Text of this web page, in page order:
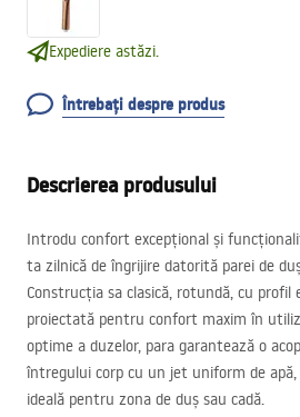
Expediere astăzi.
Întrebați despre produs
Descrierea produsului
Introdu confort excepțional și
ta zilnică de îngrijire datorită parei de
Construcția sa clasică, rotundă, cu profil
proiectată pentru confort maxim în
optime a duzelor, para garantează o
întregului corp cu un jet uniform de
ideală pentru zona de duș sau cadă.